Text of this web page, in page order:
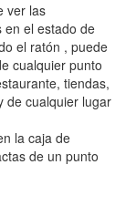
ver las
en el estado de
el ratón , puede
cualquier punto
tiendas,
de cualquier lugar
la caja de
de un punto